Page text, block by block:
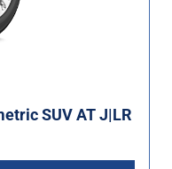
SUV AT J|LR